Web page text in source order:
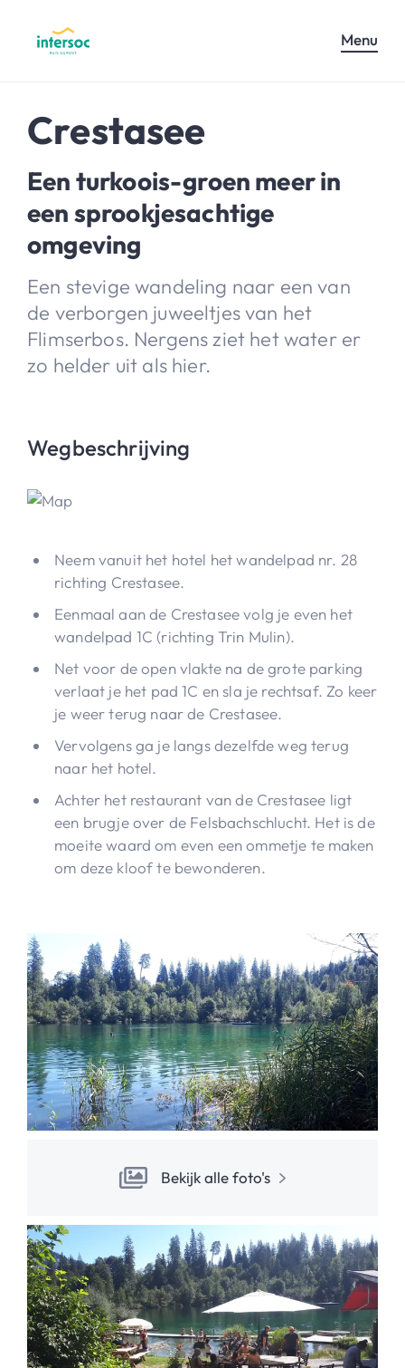
Menu
Crestasee
Een turkoois-groen meer in
een sprookjesachtige
omgeving
Een stevige wandeling naar een van
de verborgen juweeltjes van het
Flimserbos. Nergens ziet het water er
zo helder uit als hier.
Wegbeschrijving
Neem vanuit het hotel het wandelpad nr. 28
richting Crestasee.
Eenmaal aan de Crestasee volg je even het
wandelpad 1C (richting Trin Mulin).
Net voor de open vlakte na de grote parking
verlaat je het pad 1C en sla je rechtsaf. Zo keer
je weer terug naar de Crestasee.
Vervolgens ga je langs dezelfde weg terug
naar het hotel.
Achter het restaurant van de Crestasee ligt
een brugje over de Felsbachschlucht. Het is de
moeite waard om even een ommetje te maken
om deze kloof te bewonderen.
Bekijk alle foto's